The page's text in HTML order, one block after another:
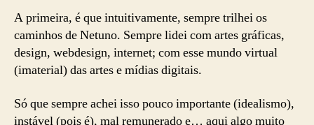
A primeira, é que intuitivamente, sempre trilhei os
caminhos de Netuno. Sempre lidei com artes gráficas,
design, webdesign, internet; com esse mundo virtual
(imaterial) das artes e mídias digitais.
Só que sempre achei isso pouco importante (idealismo),
instável (pois é), mal remunerado e… aqui algo muito